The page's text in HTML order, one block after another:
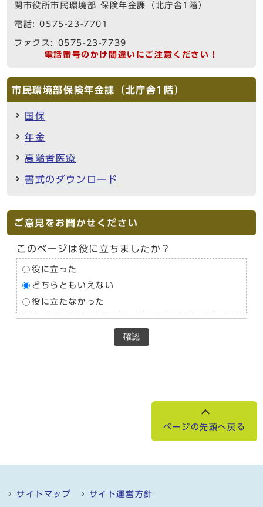
関市役所市民環境部 保険年金課（北庁舎1階）
電話: 0575-23-7701
ファクス: 0575-23-7739
電話番号のかけ間違いにご注意ください！
市民環境部保険年金課（北庁舎1階）
国保
年金
高齢者医療
書式のダウンロード
ご意見をお聞かせください
このページは役に立ちましたか？
役に立った
どちらともいえない
役に立たなかった
確認
ページの先頭へ戻る
サイトマップ サイト運営方針